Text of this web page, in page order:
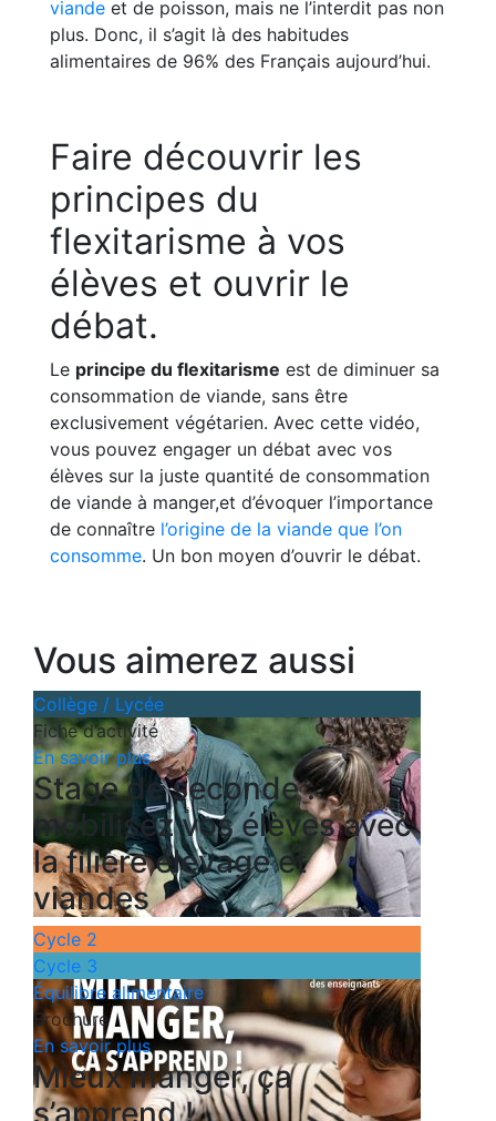
viande et de poisson, mais ne l’interdit pas non
plus. Donc, il s’agit là des habitudes
alimentaires de 96% des Français aujourd’hui.
Faire découvrir les
principes du
flexitarisme à vos
élèves et ouvrir le
débat.
Le principe du flexitarisme est de diminuer sa
consommation de viande, sans être
exclusivement végétarien. Avec cette vidéo,
vous pouvez engager un débat avec vos
élèves sur la juste quantité de consommation
de viande à manger,et d’évoquer l’importance
de connaître l’origine de la viande que l’on
consomme. Un bon moyen d’ouvrir le débat.
Vous aimerez aussi
Collège / Lycée
Fiche d’activité
En savoir plus
Stage de seconde :
mobilisez vos élèves avec
la filière élevage et
viandes
Cycle 2
Cycle 3
Équilibre alimentaire
Brochure
En savoir plus
Mieux manger, ça
s’apprend !